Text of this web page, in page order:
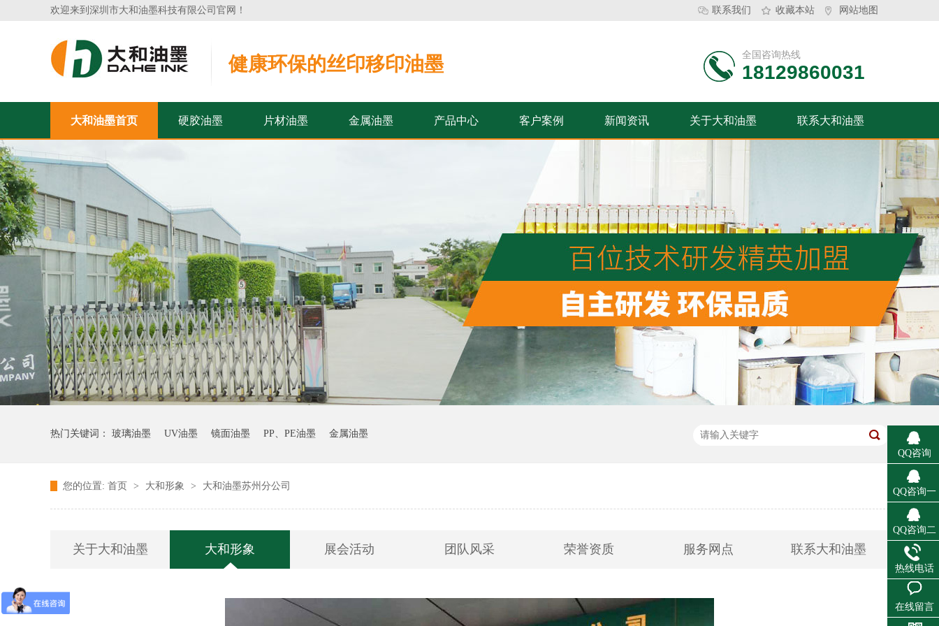
欢迎来到深圳市大和油墨科技有限公司官网！ 联系我们 收藏本站 网站地图
健康环保的丝印移印油墨 全国咨询热线
18129860031
大和油墨首页 硬胶油墨 片材油墨 金属油墨 产品中心 客户案例 新闻资讯 关于大和油墨 联系大和油墨
热门关键词： 玻璃油墨 UV油墨 镜面油墨 PP、PE油墨 金属油墨
您的位置: 首页 > 大和形象 > 大和油墨苏州分公司
关于大和油墨 大和形象 展会活动 团队风采 荣誉资质 服务网点 联系大和油墨
QQ咨询
QQ咨询一
QQ咨询二
热线电话
在线留言